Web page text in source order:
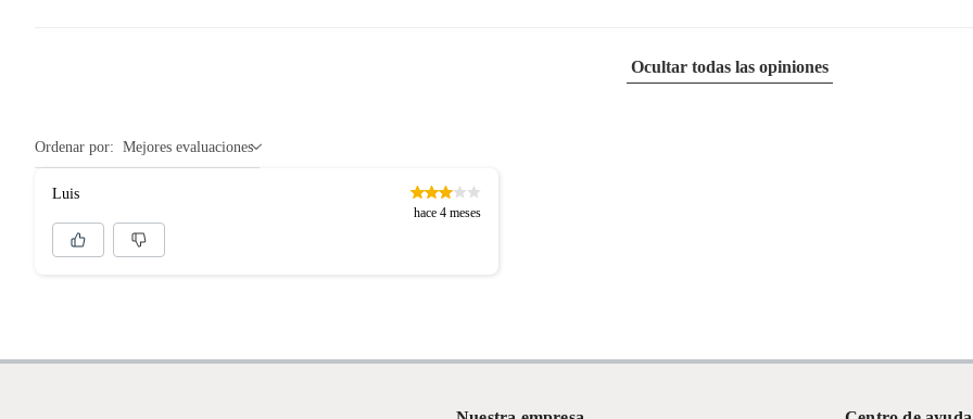
Ocultar todas las opiniones
Ordenar por: Mejores evaluaciones
Luis
hace 4 meses